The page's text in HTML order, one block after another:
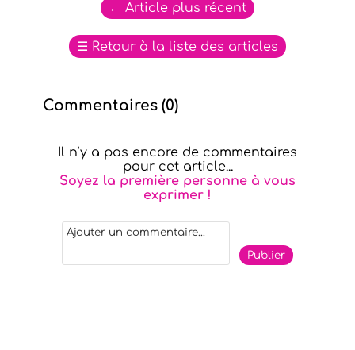
← Article plus récent
☰ Retour à la liste des articles
Commentaires (0)
Il n’y a pas encore de commentaires
pour cet article...
Soyez la première personne à vous
exprimer !
Publier